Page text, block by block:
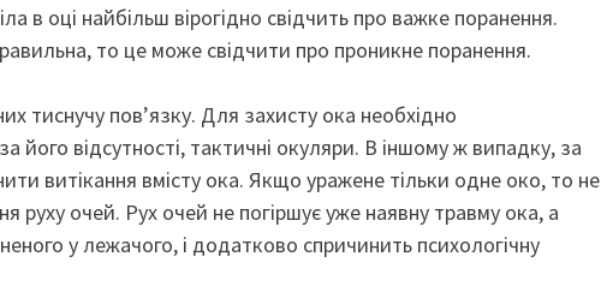
в оці найбільш вірогідно свідчить про важке поранення.
то це може свідчити про проникне поранення.
тиснучу повʼязку. Для захисту ока необхідно
відсутності, тактичні окуляри. В іншому ж випадку, за
витікання вмісту ока. Якщо уражене тільки одне око, то не
очей. Рух очей не погіршує уже наявну травму ока, а
у лежачого, і додатково спричинить психологічну